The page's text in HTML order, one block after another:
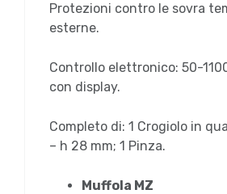
Protezioni contro le sovra
esterne.
Controllo elettronico: 50-
con display.
Completo di: 1 Crogiolo in
– h 28 mm; 1 Pinza.
Muffola MZ